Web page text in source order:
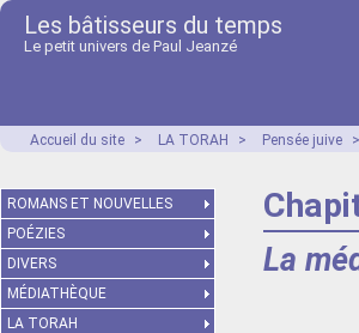
Les bâtisseurs du temps
Le petit univers de Paul Jeanzé
Accueil du site > LA TORAH > Pensée juive >
La
ROMANS ET NOUVELLES
POÉZIES
DIVERS
MÉDIATHÈQUE
LA TORAH